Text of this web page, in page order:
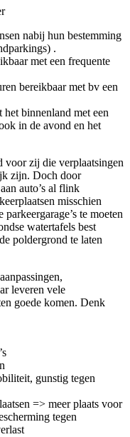
nabij hun bestemming
.
met een frequente
bereikbaar met bv een
binnenland met een
in de avond en het
voor zij die verplaatsingen
zijn. Doch door
auto’s al flink
misschien
te moeten
watertafels best
poldergrond te laten
leveren vele
goede komen. Denk
gunstig tegen
=> meer plaats voor
tegen